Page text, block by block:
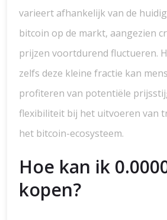
varieert afhankelijk van de
bitcoin op de markt, aangezien
prijzen voortdurend fluctueren.
zelfs deze kleine fractie kan
profiteren van potentiële
flexibiliteit bij het uitvoeren van
het bitcoin-ecosysteem.
Hoe kan ik
kopen?